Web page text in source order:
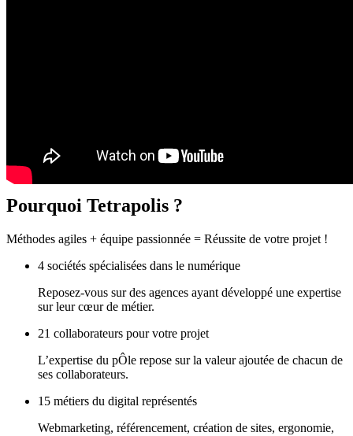
Pourquoi Tetrapolis ?
Méthodes agiles + équipe passionnée = Réussite de votre projet !
4 sociétés spécialisées dans le numérique
Reposez-vous sur des agences ayant développé une expertise
sur leur cœur de métier.
21 collaborateurs pour votre projet
L’expertise du pÔle repose sur la valeur ajoutée de chacun de
ses collaborateurs.
15 métiers du digital représentés
Webmarketing, référencement, création de sites, ergonomie,